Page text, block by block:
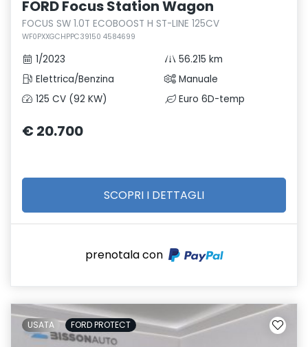
FORD Focus Station Wagon
FOCUS SW 1.0T ECOBOOST H ST-LINE 125CV
WF0PXXGCHPPC39150 4584699
1/2023
56.215 km
Elettrica/Benzina
Manuale
125 CV (92 KW)
Euro 6D-temp
€ 20.700
SCOPRI I DETTAGLI
prenotala con
USATA FORD PROTECT